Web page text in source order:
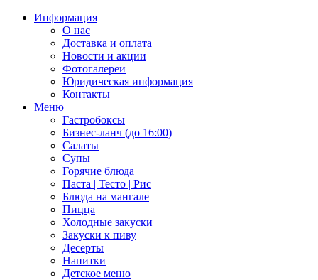
Информация
О нас
Доставка и оплата
Новости и акции
Фотогалереи
Юридическая информация
Контакты
Меню
Гастробоксы
Бизнес-ланч (до 16:00)
Салаты
Супы
Горячие блюда
Паста | Тесто | Рис
Блюда на мангале
Пицца
Холодные закуски
Закуски к пиву
Десерты
Напитки
Детское меню